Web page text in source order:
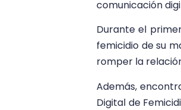
comunicación
Durante el
femicidio de su
romper la
Además,
Digital de